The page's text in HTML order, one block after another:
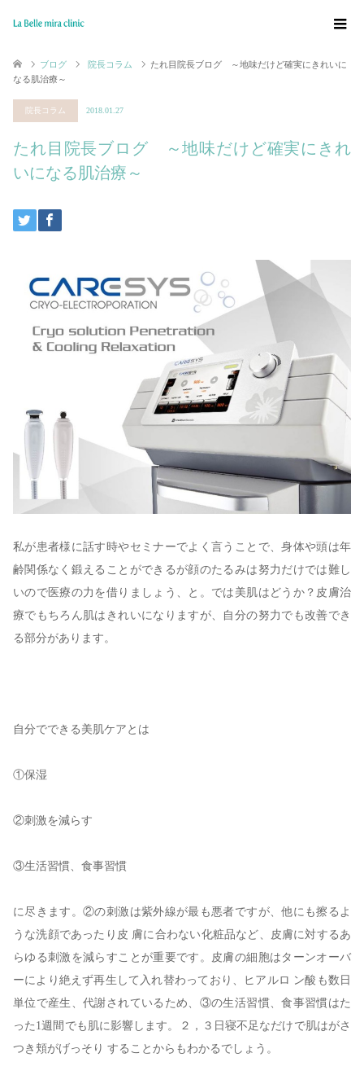
ブログ 院長コラム
たれ目院長ブログ ～地味だけど確実にきれいに
なる肌治療～
院長コラム 2018.01.27
たれ目院長ブログ ～地味だけど確実にきれ
いになる肌治療～
私が患者様に話す時やセミナーでよく言うことで、身体や頭は年
齢関係なく鍛えることができるが顔のたるみは努力だけでは難し
いので医療の力を借りましょう、と。では美肌はどうか？皮膚治
療でもちろん肌はきれいになりますが、自分の努力でも改善でき
る部分があります。
自分でできる美肌ケアとは
①保湿
②刺激を減らす
③生活習慣、食事習慣
に尽きます。②の刺激は紫外線が最も悪者ですが、他にも擦るよ
うな洗顔であったり皮 膚に合わない化粧品など、皮膚に対するあ
らゆる刺激を減らすことが重要です。皮膚の細胞はターンオーバ
ーにより絶えず再生して入れ替わっており、ヒアルロ ン酸も数日
単位で産生、代謝されているため、③の生活習慣、食事習慣はた
った1週間でも肌に影響します。２，３日寝不足なだけで肌はがさ
つき頬がげっそり することからもわかるでしょう。